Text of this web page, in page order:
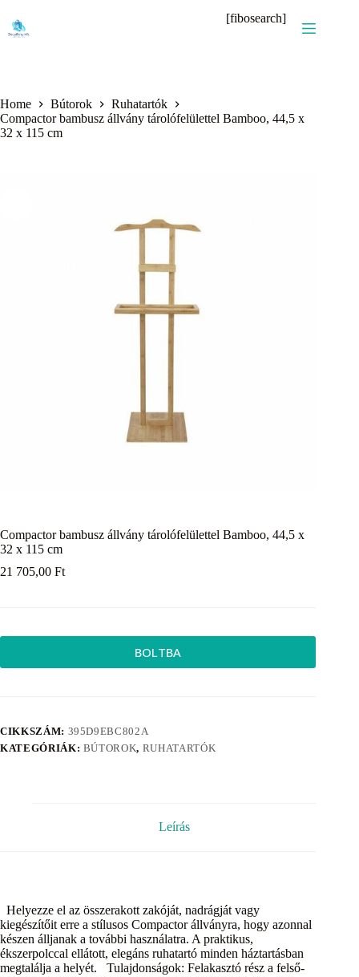
content
[fibosearch]
Home Bútorok
Ruhatartók
Compactor bambusz állvány tárolófelülettel Bamboo, 44,5 x
32 x 115 cm
Compactor bambusz állvány tárolófelülettel Bamboo, 44,5 x
32 x 115 cm
21 705,00 Ft
BOLTBA
CIKKSZÁM: 395D9EBC802A
KATEGÓRIÁK: BÚTOROK, RUHATARTÓK
Leírás
Helyezze el az összerakott zakóját, nadrágját vagy
kiegészítőit erre a stílusos Compactor állványra, hogy azonnal
készen álljanak a további használatra. A praktikus,
ékszerpolccal ellátott, elegáns ruhatartó minden háztartásban
megtalálja a helyét. Tulajdonságok: Felakasztó rész a felső-